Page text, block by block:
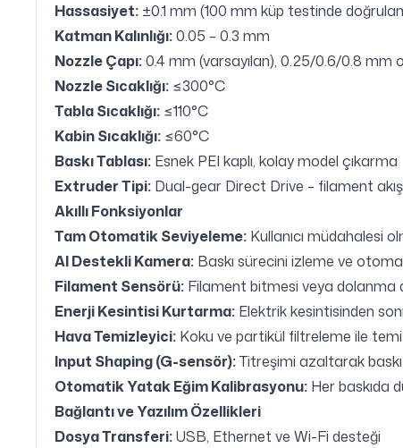
Hassasiyet: ±0.1 mm (100 mm küp testinde
Katman Kalınlığı:0.05 – 0.3 mm
Nozzle Çapı:0.4 mm (varsayılan), 0.25/0.6/0.8 mm
Nozzle Sıcaklığı: ≤300°C
Tabla Sıcaklığı: ≤110°C
Kabin Sıcaklığı: ≤60°C
Baskı Tablası: Esnek PEI kaplı, kolay model çıkarma
Extruder Tipi: Dual-gear Direct Drive – filament
Akıllı Fonksiyonlar
Tam Otomatik Seviyeleme: Kullanıcı müdahalesi
AI Destekli Kamera: Baskı sürecini izleme ve
Filament Sensörü: Filament bitmesi veya dolanma
Enerji Kesintisi Kurtarma: Elektrik kesintisinden
Hava Temizleyici: Koku ve partikül filtreleme ile
Input Shaping (G-sensör):Titreşimi azaltarak
Otomatik Yatak Eğim Kalibrasyonu: Her baskıda
Bağlantı ve Yazılım Özellikleri
Dosya Transferi:USB, Ethernet ve Wi-Fi desteği